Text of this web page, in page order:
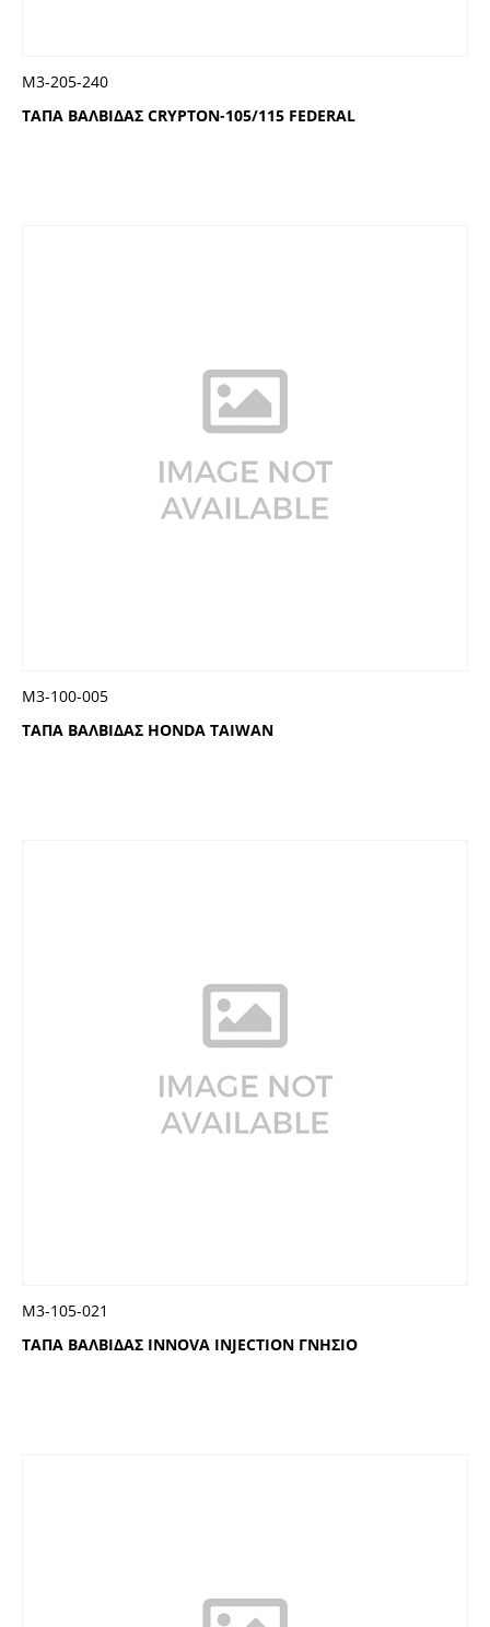
ΤΑΠΑ ΒΑΛΒΙΔΑΣ CRYPTON-105/115 FEDERAL
Μ3-205-240
ΤΑΠΑ ΒΑΛΒΙΔΑΣ HONDA TAIWAN
Μ3-100-005
ΤΑΠΑ ΒΑΛΒΙΔΑΣ INNOVA INJECTION ΓΝΗΣΙΟ
Μ3-105-021